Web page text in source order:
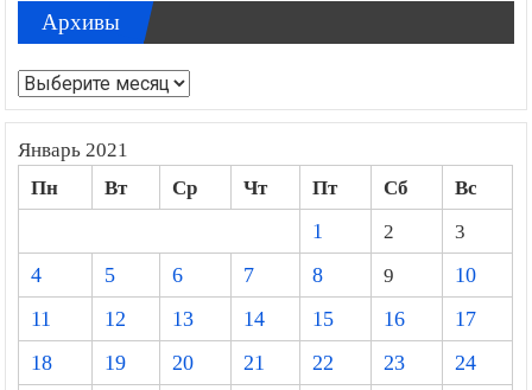
Архивы
Архивы
Январь 2021
Пн Вт Ср Чт Пт Сб
Вс
1
2
3
4
5 6 7 8 9
10
11
12 13 14 15 16
17
18
19 20 21 22 23
24